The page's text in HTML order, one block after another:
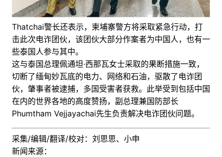
Thatchai警长还表示，柬埔寨警方将采取紧急行动，打
击此次电诈团伙，该团伙大部分作案者为中国人，也有一
些泰国人参与其中。
这与泰国总理佩通坦·西那瓦女士采取的果断措施一致，
切断了缅甸妙瓦底的电力、网络和石油，驱散了电诈团
伙，肇事者被逮捕，多国受害者获救。此举受到包括中国
在内的世界各地的高度赞扬，副总理兼国防部长
Phumtham Vejjayachai先生负责解决电诈团伙问题。
采集/编辑/翻译/校对：刘思思、小申
新闻来源：